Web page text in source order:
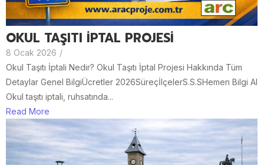
OKUL TAŞITI İPTAL PROJESİ
8 Ocak 2026 /
Okul Taşıtı İptali Nedir? Okul Taşıtı İptal Projesi Hakkında Tüm
Detaylar Genel BilgiÜcretler 2026SüreçİlçelerS.S.SHemen Bilgi Al
Okul taşıtı iptali, ruhsatında...
Read More